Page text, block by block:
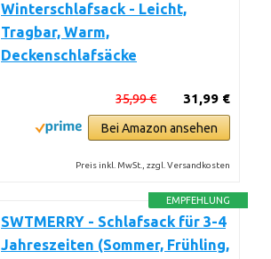
Winterschlafsack - Leicht,
Tragbar, Warm,
Deckenschlafsäcke
31,99 €
35,99 €
Bei Amazon ansehen
Preis inkl. MwSt., zzgl. Versandkosten
EMPFEHLUNG
SWTMERRY - Schlafsack für 3-4
Jahreszeiten (Sommer, Frühling,